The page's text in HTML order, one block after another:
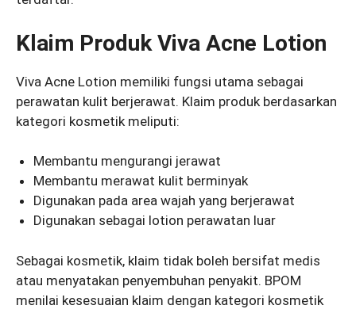
Klaim Produk Viva Acne Lotion
Viva Acne Lotion memiliki fungsi utama sebagai
perawatan kulit berjerawat. Klaim produk berdasarkan
kategori kosmetik meliputi:
Membantu mengurangi jerawat
Membantu merawat kulit berminyak
Digunakan pada area wajah yang berjerawat
Digunakan sebagai lotion perawatan luar
Sebagai kosmetik, klaim tidak boleh bersifat medis
atau menyatakan penyembuhan penyakit. BPOM
menilai kesesuaian klaim dengan kategori kosmetik